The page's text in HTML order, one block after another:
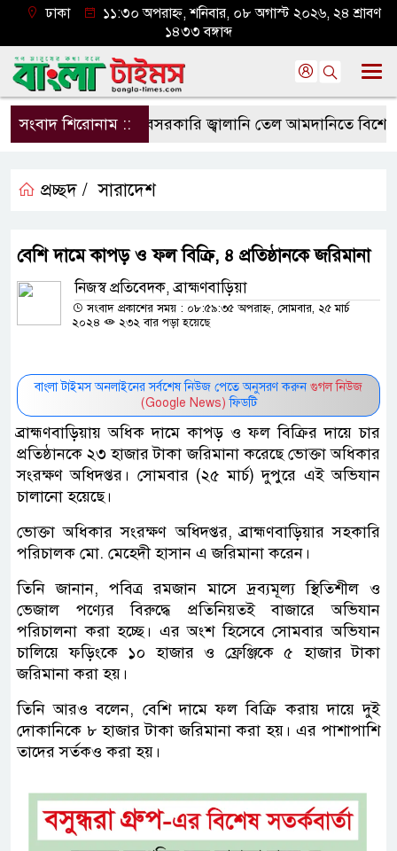
ঢাকা
১১:৩০ অপরাহ্ন, শনিবার, ০৮ অগাস্ট ২০২৬, ২৪ শ্রাবণ
১৪৩৩ বঙ্গাব্দ
সংবাদ শিরোনাম ::বেসরকারি জ্বালানি তেল আমদানিতে বিশেষ
প্রচ্ছদ / সারাদেশ
বেশি দামে কাপড় ও ফল বিক্রি, ৪ প্রতিষ্ঠানকে জরিমানা
নিজস্ব প্রতিবেদক, ব্রাহ্মণবাড়িয়া
সংবাদ প্রকাশের সময় : ০৮:৫৯:৩৫ অপরাহ্ন, সোমবার, ২৫ মার্চ
২০২৪
২৩২ বার পড়া হয়েছে
বাংলা টাইমস অনলাইনের সর্বশেষ নিউজ পেতে অনুসরণ করুন গুগল নিউজ
(Google News) ফিডটি
ব্রাহ্মণবাড়িয়ায় অধিক দামে কাপড় ও ফল বিক্রির দায়ে চার
প্রতিষ্ঠানকে ২৩ হাজার টাকা জরিমানা করেছে ভোক্তা অধিকার
সংরক্ষণ অধিদপ্তর। সোমবার (২৫ মার্চ) দুপুরে এই অভিযান
চালানো হয়েছে।
ভোক্তা অধিকার সংরক্ষণ অধিদপ্তর, ব্রাহ্মণবাড়িয়ার সহকারি
পরিচালক মো. মেহেদী হাসান এ জরিমানা করেন।
তিনি জানান, পবিত্র রমজান মাসে দ্রব্যমূল্য স্থিতিশীল ও
ভেজাল পণ্যের বিরুদ্ধে প্রতিনিয়তই বাজারে অভিযান
পরিচালনা করা হচ্ছে। এর অংশ হিসেবে সোমবার অভিযান
চালিয়ে ফড়িংকে ১০ হাজার ও ফ্রেঞ্জিকে ৫ হাজার টাকা
জরিমানা করা হয়।
তিনি আরও বলেন, বেশি দামে ফল বিক্রি করায় দায়ে দুই
দোকানিকে ৮ হাজার টাকা জরিমানা করা হয়। এর পাশাপাশি
তাদের সর্তকও করা হয়।